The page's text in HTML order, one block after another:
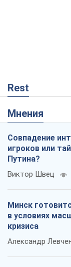
Rest
Мнения
Совпадение
игроков или
Путина?
Виктор Швец
Минск
в условиях
кризиса
Александр